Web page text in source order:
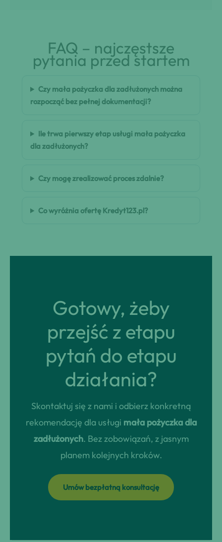
FAQ – najczęstsze
pytania przed startem
Czy mała pożyczka dla zadłużonych można
rozpocząć bez pełnej dokumentacji?
Ile trwa pierwszy etap usługi mała pożyczka
dla zadłużonych?
Czy mogę zrealizować proces zdalnie?
Co wyróżnia ofertę Kredyt123.pl?
Gotowy, żeby
przejść z etapu
pytań do etapu
działania?
Skontaktuj się z nami i odbierz konkretną
rekomendację dla usługi mała pożyczka dla
zadłużonych. Bez zobowiązań, z jasnym
planem kolejnych kroków.
Umów bezpłatną konsultację